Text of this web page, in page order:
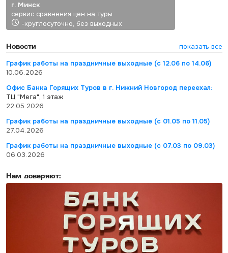
г. Минск
сервис сравнения цен на туры
-круглосуточно, без выходных
Новости
показать все
График работы на праздничные выходные (с 12.06 по 14.06)
10.06.2026
Офис Банка Горящих Туров в г. Нижний Новгород переехал:
ТЦ "Мега", 1 этаж
22.05.2026
График работы на праздничные выходные (с 01.05 по 11.05)
27.04.2026
График работы на праздничные выходные (с 07.03 по 09.03)
06.03.2026
Нам доверяют: